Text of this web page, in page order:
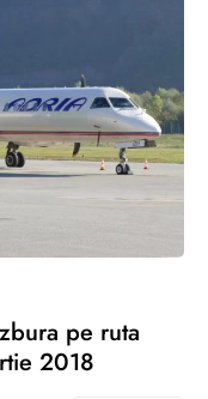
pe ruta
2018